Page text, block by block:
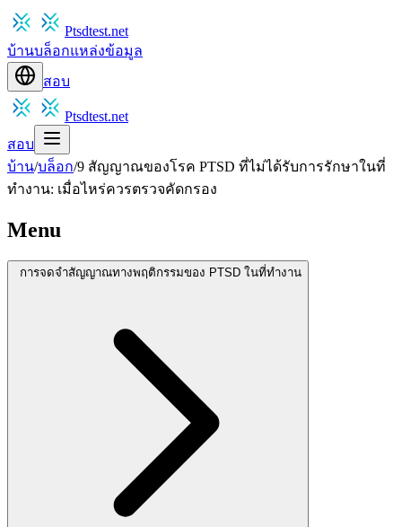
Ptsdtest.net
บ้านบล็อกแหล่งข้อมูล
สอบ
Ptsdtest.net
สอบ
บ้าน/บล็อก/9 สัญญาณของโรค PTSD ที่ไม่ได้รับการรักษาในที่
ทำงาน: เมื่อไหร่ควรตรวจคัดกรอง
Menu
การจดจำสัญญาณทางพฤติกรรมของ PTSD ในที่ทำงาน